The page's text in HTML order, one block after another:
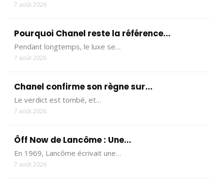
7 août 2026
Pourquoi Chanel reste la référence...
Pendant longtemps, le luxe se…
7 août 2026
Chanel confirme son règne sur...
Le verdict est tombé, et…
7 août 2026
Ôff Now de Lancôme : Une...
En 1969, Lancôme écrivait une…
7 août 2026